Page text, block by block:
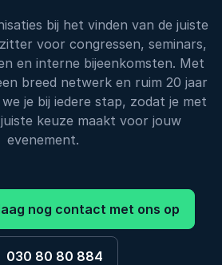
bij het vinden van de juiste
voor congressen, seminars,
en interne bijeenkomsten. Met
breed netwerk en ruim 20 jaar
je bij iedere stap, zodat je met
keuze maakt voor jouw
evenement.
nog contact met ons op
030 80 80 884